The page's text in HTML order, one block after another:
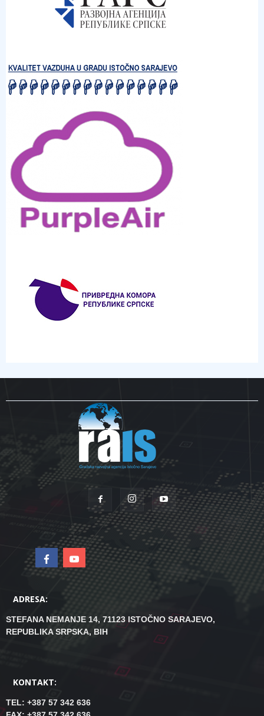
ADRESA:
STEFANA NEMANJE 14, 71123 ISTOČNO SARAJEVO,
REPUBLIKA SRPSKA, BIH
KONTAKT:
TEL: +387 57 342 636